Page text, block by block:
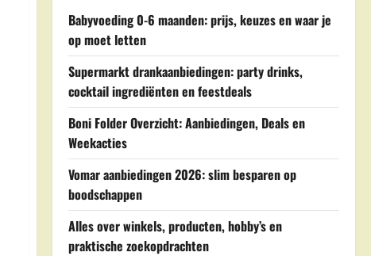
Babyvoeding 0-6 maanden: prijs, keuzes en waar je
op moet letten
Supermarkt drankaanbiedingen: party drinks,
cocktail ingrediënten en feestdeals
Boni Folder Overzicht: Aanbiedingen, Deals en
Weekacties
Vomar aanbiedingen 2026: slim besparen op
boodschappen
Alles over winkels, producten, hobby’s en
praktische zoekopdrachten